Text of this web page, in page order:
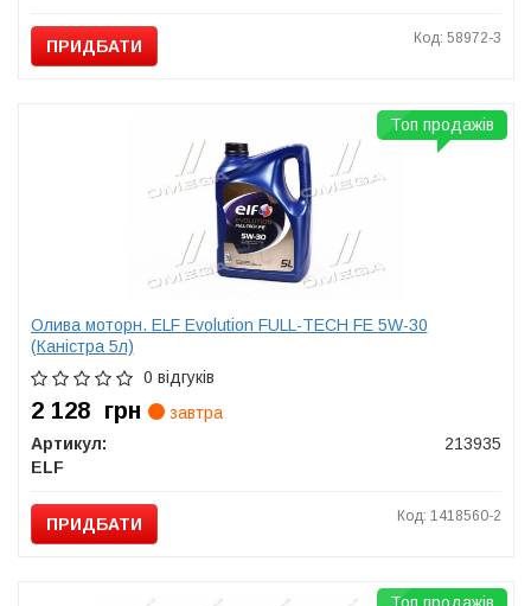
ПРИДБАТИ Код: 58972-3
Олива моторн. ELF Evolution FULL-TECH FE 5W-30
(Каністра 5л)
0 відгуків
2 128 грн
завтра
Артикул:
213935
ELF
ПРИДБАТИ Код: 1418560-2
Топ продажів